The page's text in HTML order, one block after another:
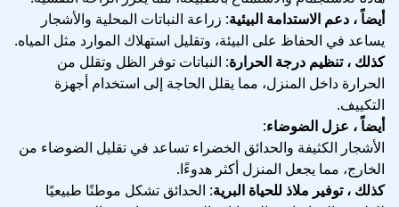
أيضاً ، دعم الاستدامة البيئية: زراعة النباتات المحلية والأشجار
يساعد في الحفاظ على البيئة، وتقليل استهلاك الموارد مثل المياه.
كذلك ، تنظيم درجة الحرارة: النباتات توفر الظل وتقلل من
الحرارة داخل المنزل، مما يقلل الحاجة إلى استخدام أجهزة
التكييف.
أيضاً ، عزل الضوضاء:
الأشجار الكثيفة والحدائق الخضراء تساعد في تقليل الضوضاء من
الخارج، مما يجعل المنزل أكثر هدوءًا.
كذلك ، توفير ملاذ للحياة البرية: الحدائق تشكل موطنًا طبيعيًا